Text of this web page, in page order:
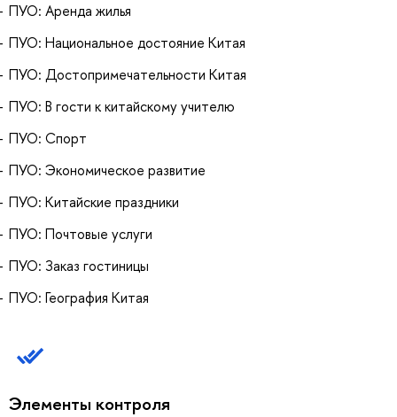
ПУО: Аренда жилья
ПУО: Национальное достояние Китая
ПУО: Достопримечательности Китая
ПУО: В гости к китайскому учителю
ПУО: Спорт
ПУО: Экономическое развитие
ПУО: Китайские праздники
ПУО: Почтовые услуги
ПУО: Заказ гостиницы
ПУО: География Китая
Элементы контроля